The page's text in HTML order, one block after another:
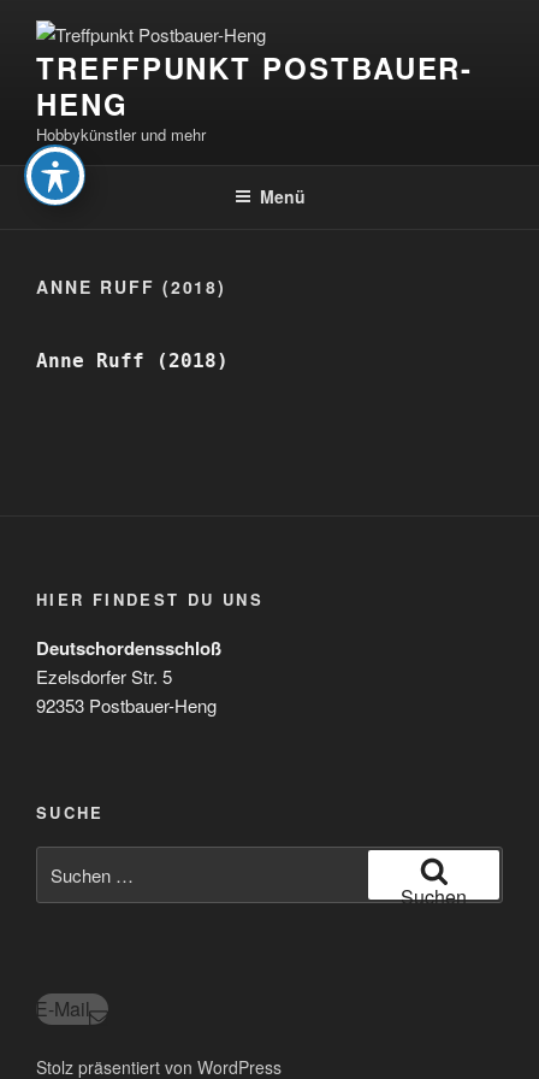
Inhalt
springenTREFFPUNKT POSTBAUER-
HENG
Hobbykünstler und mehr
Menü
ANNE RUFF (2018)
Anne Ruff (2018)
HIER FINDEST DU UNS
Deutschordensschloß
Ezelsdorfer Str. 5
92353 Postbauer-Heng
SUCHE
nach:
Suchen
E-Mail
Stolz präsentiert von WordPress